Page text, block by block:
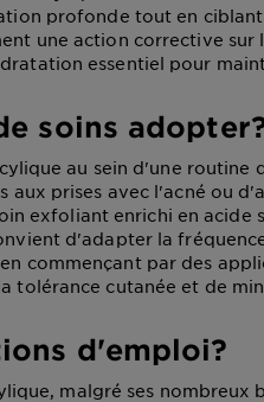
profonde tout en
une action corrective sur
essentiel pour
soins
au sein d'une routine
aux prises avec l'acné ou
exfoliant enrichi en acide
d'adapter la
commençant par des
tolérance cutanée et de
d'emploi?
malgré ses nombreux